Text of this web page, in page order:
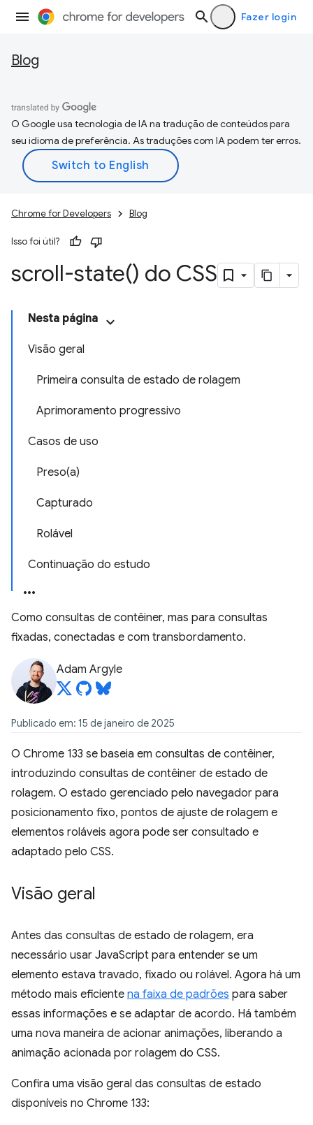
Fazer login
Blog
O Google usa tecnologia de IA na tradução de conteúdos para
seu idioma de preferência. As traduções com IA podem ter erros.
Chrome for Developers Blog
Isso foi útil?
scroll-state() do CSS
Nesta página
Visão geral
Primeira consulta de estado de rolagem
Aprimoramento progressivo
Casos de uso
Preso(a)
Capturado
Rolável
Continuação do estudo
Como consultas de contêiner, mas para consultas
fixadas, conectadas e com transbordamento.
Adam Argyle
Publicado em: 15 de janeiro de 2025
O Chrome 133 se baseia em consultas de contêiner,
introduzindo consultas de contêiner de estado de
rolagem. O estado gerenciado pelo navegador para
posicionamento fixo, pontos de ajuste de rolagem e
elementos roláveis agora pode ser consultado e
adaptado pelo CSS.
Visão geral
Antes das consultas de estado de rolagem, era
necessário usar JavaScript para entender se um
elemento estava travado, fixado ou rolável. Agora há um
método mais eficiente na faixa de padrões para saber
essas informações e se adaptar de acordo. Há também
uma nova maneira de acionar animações, liberando a
animação acionada por rolagem do CSS.
Confira uma visão geral das consultas de estado
disponíveis no Chrome 133: